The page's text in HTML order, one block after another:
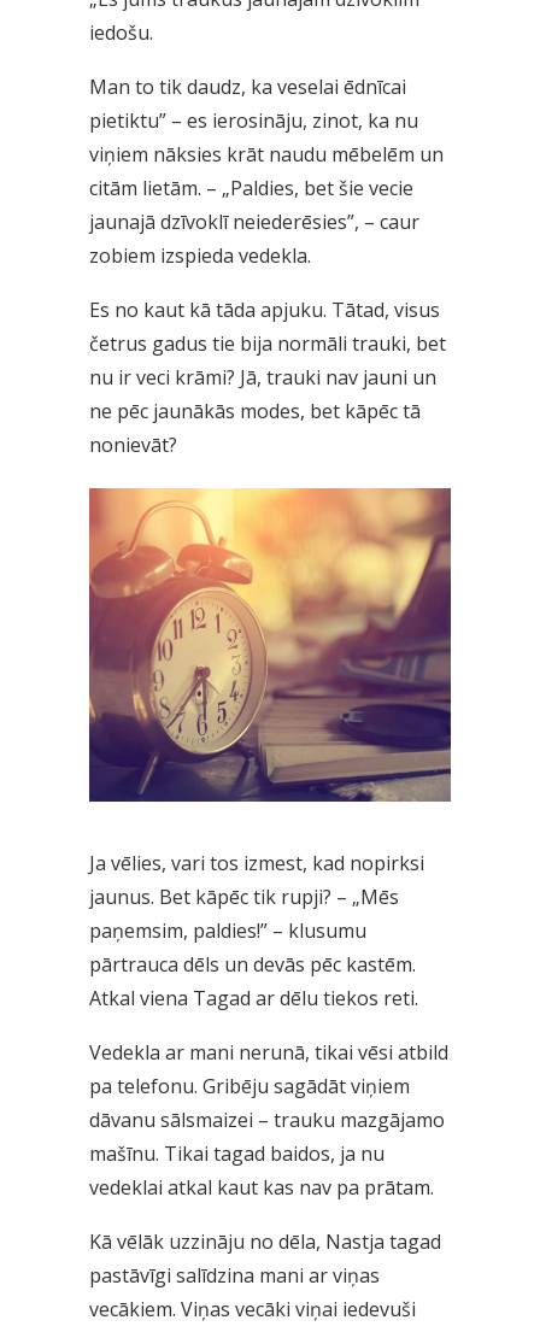
iedošu.
Man to tik daudz, ka veselai ēdnīcai
pietiktu” – es ierosināju, zinot, ka nu
viņiem nāksies krāt naudu mēbelēm un
citām lietām. – „Paldies, bet šie vecie
jaunajā dzīvoklī neiederēsies”, – caur
zobiem izspieda vedekla.
Es no kaut kā tāda apjuku. Tātad, visus
četrus gadus tie bija normāli trauki, bet
nu ir veci krāmi? Jā, trauki nav jauni un
ne pēc jaunākās modes, bet kāpēc tā
nonievāt?
Ja vēlies, vari tos izmest, kad nopirksi
jaunus. Bet kāpēc tik rupji? – „Mēs
paņemsim, paldies!” – klusumu
pārtrauca dēls un devās pēc kastēm.
Atkal viena Tagad ar dēlu tiekos reti.
Vedekla ar mani nerunā, tikai vēsi atbild
pa telefonu. Gribēju sagādāt viņiem
dāvanu sālsmaizei – trauku mazgājamo
mašīnu. Tikai tagad baidos, ja nu
vedeklai atkal kaut kas nav pa prātam.
Kā vēlāk uzzināju no dēla, Nastja tagad
pastāvīgi salīdzina mani ar viņas
vecākiem. Viņas vecāki viņai iedevuši